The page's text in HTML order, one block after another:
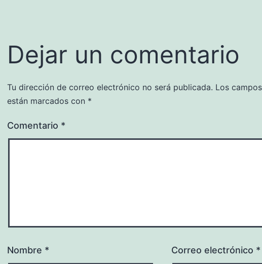
Dejar un comentario
Tu dirección de correo electrónico no será publicada. Los
están marcados con *
Comentario *
Nombre * Correo electrónico *